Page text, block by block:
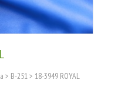
> B-251> 18-3949 ROYAL